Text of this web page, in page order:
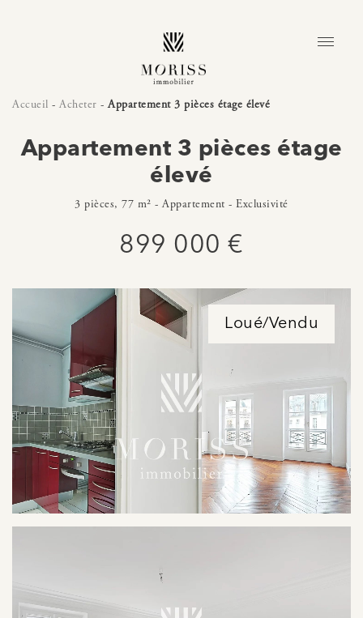
Accueil - Acheter -Appartement 3 pièces étage élevé
Appartement 3 pièces étage
élevé
3 pièces, 77 m² - Appartement - Exclusivité
899 000 €
Loué/Vendu